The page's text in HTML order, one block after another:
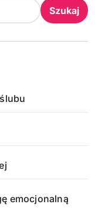
Szukaj
emocjonalną